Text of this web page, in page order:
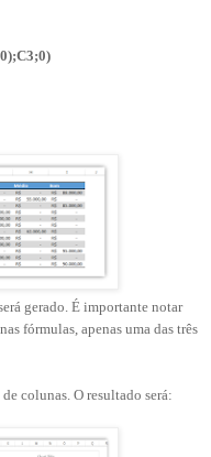
gerado. É importante notar
fórmulas, apenas uma das três
colunas. O resultado será: